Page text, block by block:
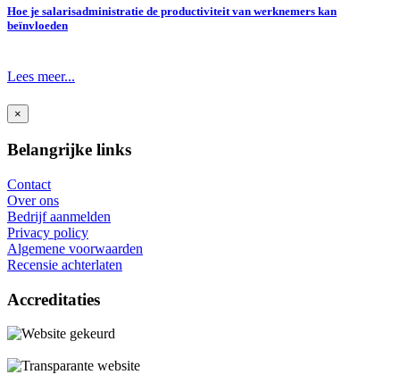
Hoe je salarisadministratie de productiviteit van werknemers kan
beïnvloeden
Lees meer...
×
Belangrijke links
Contact
Over ons
Bedrijf aanmelden
Privacy policy
Algemene voorwaarden
Recensie achterlaten
Accreditaties